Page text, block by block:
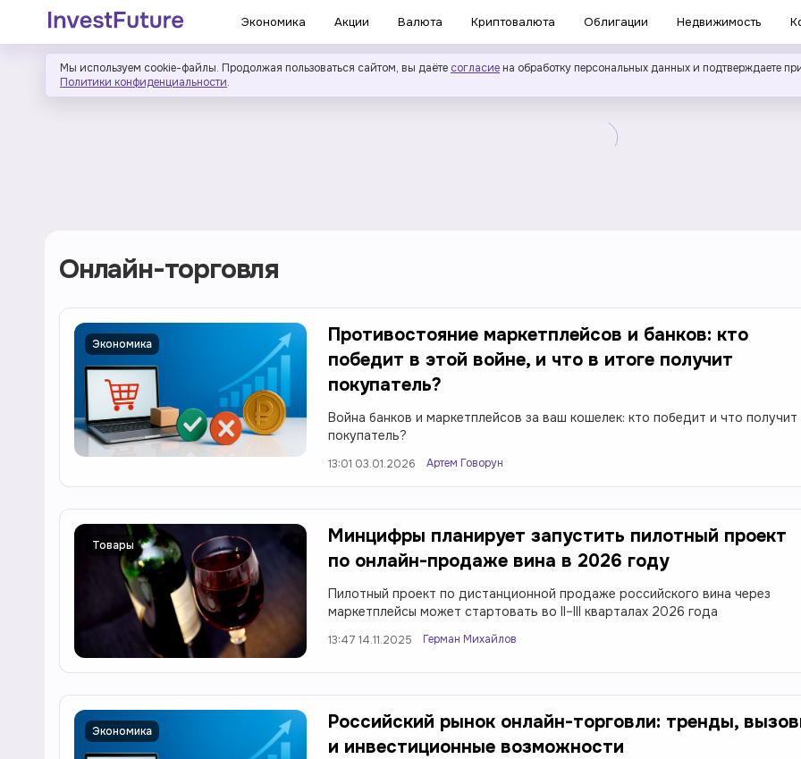
Экономика Акции Валюта Криптовалюта Облигации Недвижимость
Мы используем cookie-файлы. Продолжая пользоваться сайтом, вы даёте согласие на обработку персональных данных и подтверждаете
Политики конфиденциальности.
Онлайн-торговля
Экономика
Противостояние маркетплейсов и банков: кто
победит в этой войне, и что в итоге получит
покупатель?
Война банков и маркетплейсов за ваш кошелек: кто победит и что получит
покупатель?
13:01 03.01.2026 Артем Говорун
Товары
Минцифры планирует запустить пилотный проект
по онлайн-продаже вина в 2026 году
Пилотный проект по дистанционной продаже российского вина через
маркетплейсы может стартовать во II–III кварталах 2026 года
13:47 14.11.2025 Герман Михайлов
Экономика
Российский рынок онлайн-торговли: тренды,
и инвестиционные возможности